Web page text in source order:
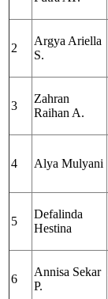
2
Argya Ariella
S.
3
Zahran
Raihan A.
4 Alya Mulyani
5
Defalinda
Hestina
6
Annisa Sekar
P.